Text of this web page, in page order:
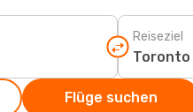
Reiseziel
Flüge suchen